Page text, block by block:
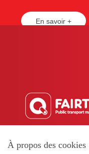
En savoir +
À propos des cookies